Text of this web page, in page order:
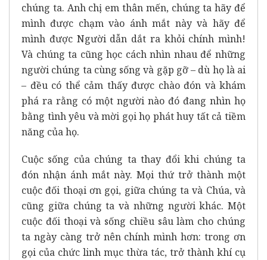
chúng ta. Anh chị em thân mến, chúng ta hãy để
mình được chạm vào ánh mắt này và hãy để
mình được Người dẫn dắt ra khỏi chính mình!
Và chúng ta cũng học cách nhìn nhau để những
người chúng ta cùng sống và gặp gỡ – dù họ là ai
– đều có thể cảm thấy được chào đón và khám
phá ra rằng có một người nào đó đang nhìn họ
bằng tình yêu và mời gọi họ phát huy tất cả tiềm
năng của họ.
Cuộc sống của chúng ta thay đổi khi chúng ta
đón nhận ánh mắt này. Mọi thứ trở thành một
cuộc đối thoại ơn gọi, giữa chúng ta và Chúa, và
cũng giữa chúng ta và những người khác. Một
cuộc đối thoại và sống chiều sâu làm cho chúng
ta ngày càng trở nên chính mình hơn: trong ơn
gọi của chức linh mục thừa tác, trở thành khí cụ